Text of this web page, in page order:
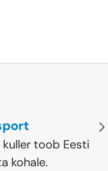
toob Eesti
kohale.